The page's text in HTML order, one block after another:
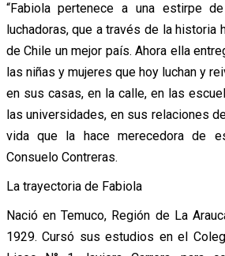
“Fabiola pertenece a una estirpe
luchadoras, que a través de la historia
de Chile un mejor país. Ahora ella
las niñas y mujeres que hoy luchan y
en sus casas, en la calle, en las
las universidades, en sus relaciones
vida que la hace merecedora de
Consuelo Contreras.
La trayectoria de Fabiola
Nació en Temuco, Región de La
1929. Cursó sus estudios en el